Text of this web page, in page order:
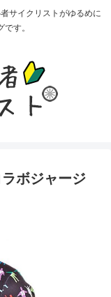
サイクリストがゆるめに
す。
ボジャージ